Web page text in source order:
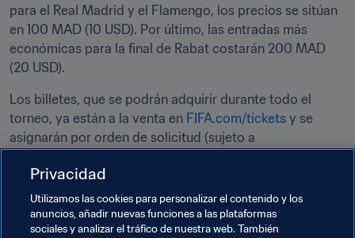
para el Real Madrid y el Flamengo, los precios se sitúan
en 100 MAD (10 USD). Por último, las entradas más
económicas para la final de Rabat costarán 200 MAD
(20 USD).
Los billetes, que se podrán adquirir durante todo el
torneo, ya están a la venta en FIFA.com/tickets y se
asignarán por orden de solicitud (sujeto a
accesibilidad. En la
información al respecto.
Para obtener más información sobre el torneo, consulte
Privacidad
Utilizamos las cookies para personalizar el contenido y los
anuncios, añadir nuevas funciones a las plataformas
sociales y analizar el tráfico de nuestra web. También